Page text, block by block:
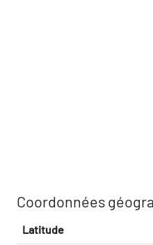
Coordonnées
Latitude